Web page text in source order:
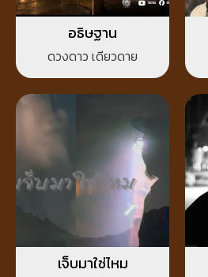
อธิษฐาน
ดวงดาว เดียวดาย
เจ็บมาใช่ไหม